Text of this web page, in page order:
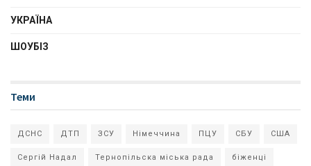
УКРАЇНА
ШОУБІЗ
Теми
ДСНС ДТП ЗСУ Німеччина ПЦУ СБУ США
Сергій Надал Тернопільска міська рада біженці